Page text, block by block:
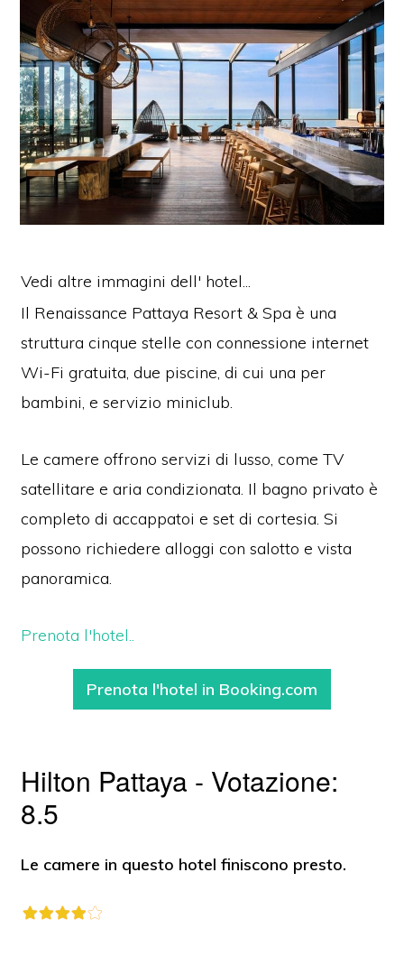
Vedi altre immagini dell' hotel...
Il Renaissance Pattaya Resort & Spa è una
struttura cinque stelle con connessione internet
Wi-Fi gratuita, due piscine, di cui una per
bambini, e servizio miniclub.
Le camere offrono servizi di lusso, come TV
satellitare e aria condizionata. Il bagno privato è
completo di accappatoi e set di cortesia. Si
possono richiedere alloggi con salotto e vista
panoramica.
Prenota l'hotel..
Prenota l'hotel in Booking.com
Hilton Pattaya - Votazione:
8.5
Le camere in questo hotel finiscono presto.